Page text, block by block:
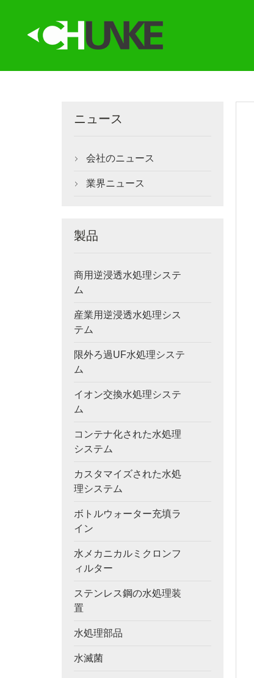
ニュース
 会社のニュース
 業界ニュース
製品
商用逆浸透水処理システ
ム
産業用逆浸透水処理シス
テム
限外ろ過UF水処理システ
ム
イオン交換水処理システ
ム
コンテナ化された水処理
システム
カスタマイズされた水処
理システム
ボトルウォーター充填ラ
イン
水メカニカルミクロンフ
ィルター
ステンレス鋼の水処理装
置
水処理部品
水滅菌